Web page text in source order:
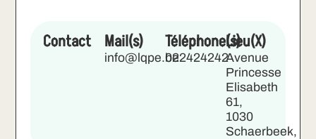
Contact Mail(s)
info@lqpe.be
Téléphone(s)
022424242
Lieu(X)
Avenue
Princesse
Elisabeth
61,
1030
Schaerbeek,